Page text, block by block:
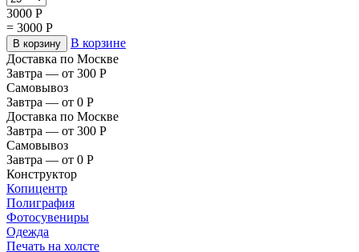
3000 Р
= 3000 Р
В корзину
В корзине
Доставка по Москве
Завтра — от 300 Р
Самовывоз
Завтра — от 0 Р
Доставка по Москве
Завтра — от 300 Р
Самовывоз
Завтра — от 0 Р
Конструктор
Копицентр
Полиграфия
Фотосувениры
Одежда
Печать на холсте